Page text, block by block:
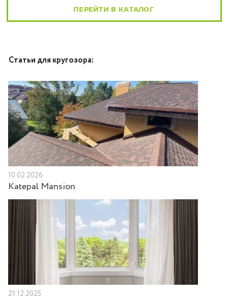
ПЕРЕЙТИ В КАТАЛОГ
Статьи для кругозора:
10.02.2026
Katepal Mansion
21.12.2025